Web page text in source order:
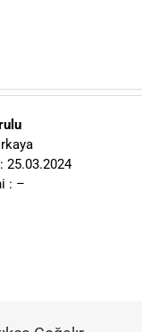
25.03.2024
: –